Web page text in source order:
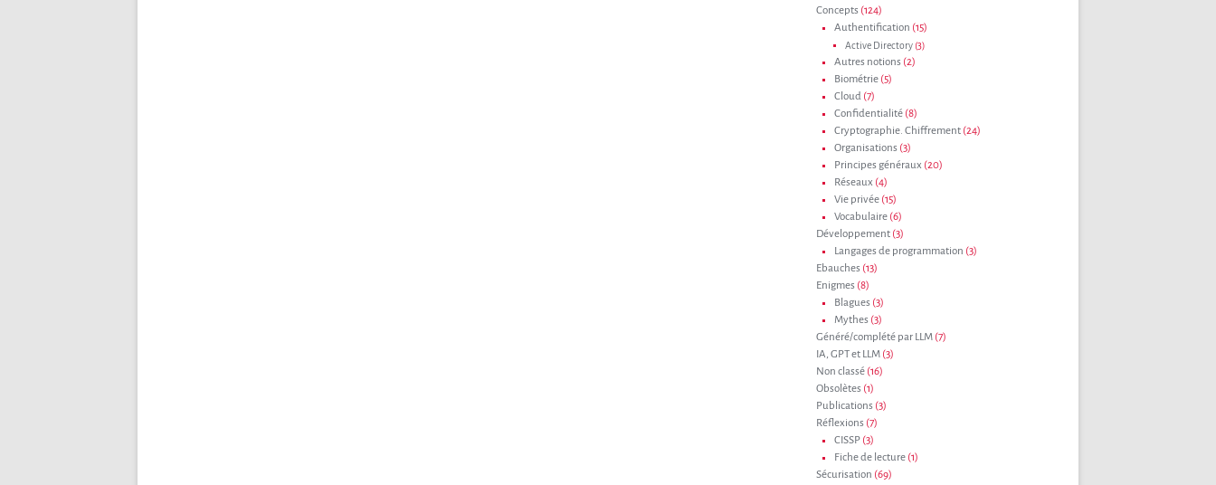
Concepts (124)
Authentification (15)
Active Directory (3)
Autres notions (2)
Biométrie (5)
Cloud (7)
Confidentialité (8)
Cryptographie. Chiffrement (24)
Organisations (3)
Principes généraux (20)
Réseaux (4)
Vie privée (15)
Vocabulaire (6)
Développement (3)
Langages de programmation (3)
Ebauches (13)
Enigmes (8)
Blagues (3)
Mythes (3)
Généré/complété par LLM (7)
IA, GPT et LLM (3)
Non classé (16)
Obsolètes (1)
Publications (3)
Réflexions (7)
CISSP (3)
Fiche de lecture (1)
Sécurisation (69)